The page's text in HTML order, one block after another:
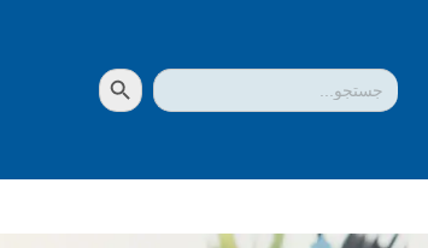
جستجو
برای:
دکمه جستجو